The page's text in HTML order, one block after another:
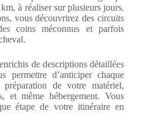
à réaliser sur plusieurs jours.
vous découvrirez des circuits
coins méconnus et parfois
de descriptions détaillées
d’anticiper chaque
de votre matériel,
et même hébergement. Vous
étape de votre itinéraire en